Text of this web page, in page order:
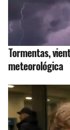
Tormentas,
meteorológica